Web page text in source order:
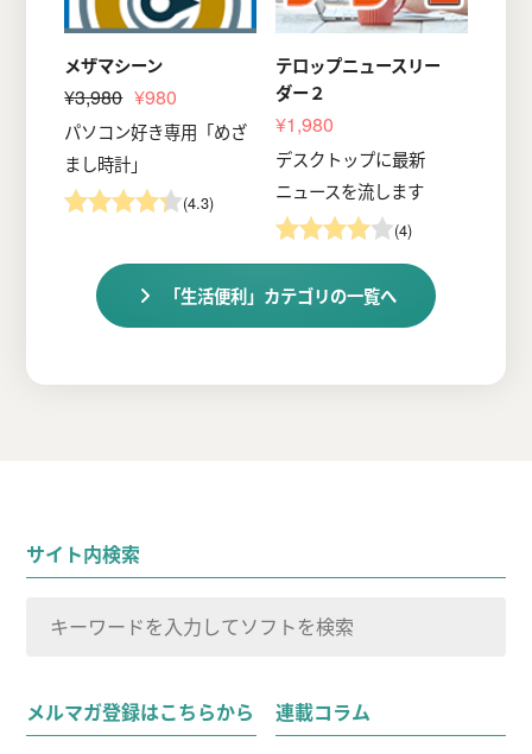
メザマシーン
¥3,980 ¥980
パソコン好き専用「めざ
まし時計」
(4.3)
テロップニュースリー
ダー２
¥1,980
デスクトップに最新
ニュースを流します
(4)
「生活便利」カテゴリの一覧へ
サイト内検索
象:
メルマガ登録はこちらから
連載コラム